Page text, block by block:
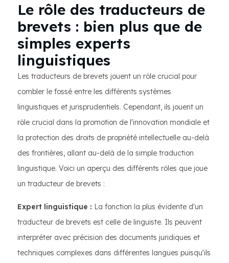
Le rôle des traducteurs de
brevets : bien plus que de
simples experts
linguistiques
Les traducteurs de brevets jouent un rôle crucial pour
combler le fossé entre les différents systèmes
linguistiques et jurisprudentiels. Cependant, ils jouent un
rôle crucial dans la promotion de l'innovation mondiale et
la protection des droits de propriété intellectuelle au-delà
des frontières, allant au-delà de la simple traduction
linguistique. Voici un aperçu des différents rôles que joue
un traducteur de brevets :
Expert linguistique : La fonction la plus évidente d'un
traducteur de brevets est celle de linguiste. Ils peuvent
interpréter avec précision des documents juridiques et
techniques complexes dans différentes langues puisqu'ils